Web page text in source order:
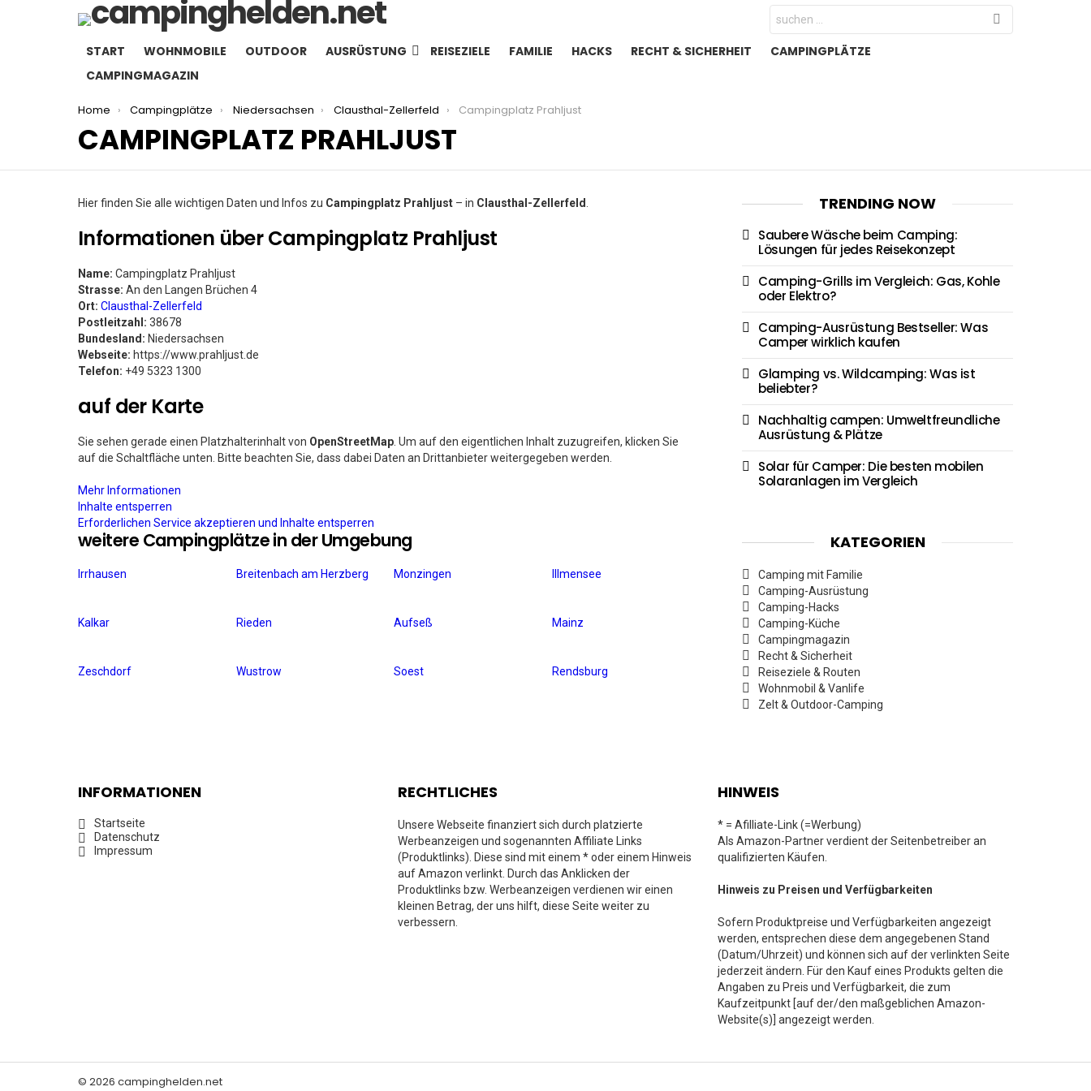
Search
for:
START WOHNMOBILE OUTDOOR AUSRÜSTUNG REISEZIELE FAMILIE HACKS RECHT & SICHERHEIT
CAMPINGPLÄTZE
CAMPINGMAGAZIN
You are here:
Home Campingplätze Niedersachsen Clausthal-Zellerfeld Campingplatz Prahljust
CAMPINGPLATZ PRAHLJUST
Hier finden Sie alle wichtigen Daten und Infos zu Campingplatz Prahljust – in Clausthal-Zellerfeld
Informationen über Campingplatz Prahljust
Name: Campingplatz Prahljust
Strasse: An den Langen Brüchen 4
Ort: Clausthal-Zellerfeld
Postleitzahl: 38678
Bundesland: Niedersachsen
Webseite: https://www.prahljust.de
Telefon: +49 5323 1300
auf der Karte
Sie sehen gerade einen Platzhalterinhalt von OpenStreetMap . Um auf den eigentlichen Inhalt zuzugreifen, klicken Sie
auf die Schaltfläche unten. Bitte beachten Sie, dass dabei Daten an Drittanbieter weitergegeben werden.
Mehr Informationen
Inhalte entsperren
Erforderlichen Service akzeptieren und Inhalte entsperren
weitere Campingplätze in der Umgebung
Irrhausen Breitenbach am Herzberg Monzingen Illmensee
Kalkar Rieden Aufseß Mainz
Zeschdorf Wustrow Soest Rendsburg
TRENDING NOW
Saubere Wäsche beim Camping:
Lösungen für jedes Reisekonzept
Camping-Grills im Vergleich: Gas, Kohle
oder Elektro?
Camping-Ausrüstung Bestseller: Was
Camper wirklich kaufen
Glamping vs. Wildcamping: Was ist
beliebter?
Nachhaltig campen: Umweltfreundliche
Ausrüstung & Plätze
Solar für Camper: Die besten mobilen
Solaranlagen im Vergleich
KATEGORIEN
Camping mit Familie
Camping-Ausrüstung
Camping-Hacks
Camping-Küche
Campingmagazin
Recht & Sicherheit
Reiseziele & Routen
Wohnmobil & Vanlife
Zelt & Outdoor-Camping
INFORMATIONEN
Startseite
Datenschutz
Impressum
RECHTLICHES
Unsere Webseite finanziert sich durch platzierte
Werbeanzeigen und sogenannten Affiliate Links
(Produktlinks). Diese sind mit einem * oder einem Hinweis
auf Amazon verlinkt. Durch das Anklicken der
Produktlinks bzw. Werbeanzeigen verdienen wir einen
kleinen Betrag, der uns hilft, diese Seite weiter zu
verbessern.
HINWEIS
* = Afilliate-Link (=Werbung)
Als Amazon-Partner verdient der Seitenbetreiber an
qualifizierten Käufen.
Hinweis zu Preisen und Verfügbarkeiten
Sofern Produktpreise und Verfügbarkeiten angezeigt
werden, entsprechen diese dem angegebenen Stand
(Datum/Uhrzeit) und können sich auf der verlinkten Seite
jederzeit ändern. Für den Kauf eines Produkts gelten die
Angaben zu Preis und Verfügbarkeit, die zum
Kaufzeitpunkt [auf der/den maßgeblichen Amazon-
Website(s)] angezeigt werden.
© 2026 campinghelden.net